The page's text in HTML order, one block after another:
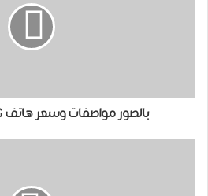
بالصور مواصفات وسعر هاتف Motorola Moto G